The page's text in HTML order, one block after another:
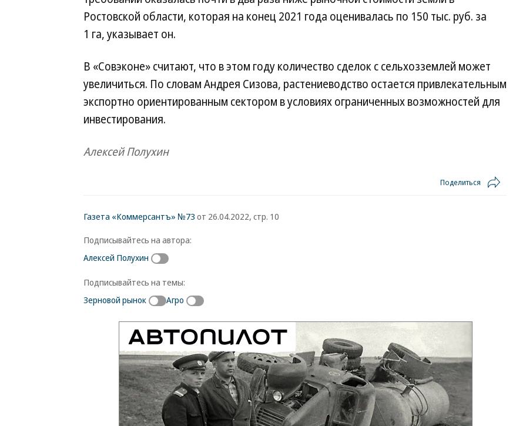
Ростовской области, которая на конец 2021 года оценивалась по 150 тыс. руб. за
1 га, указывает он.
В «Совэконе» считают, что в этом году количество сделок с сельхозземлей может
увеличиться. По словам Андрея Сизова, растениеводство остается привлекательным
экспортно ориентированным сектором в условиях ограниченных возможностей для
инвестирования.
Алексей Полухин
Поделиться
Газета «Коммерсантъ» №73 от 26.04.2022, стр. 10
Подписывайтесь на автора:
Алексей Полухин
Подписывайтесь на темы:
Зерновой рынок
Агро